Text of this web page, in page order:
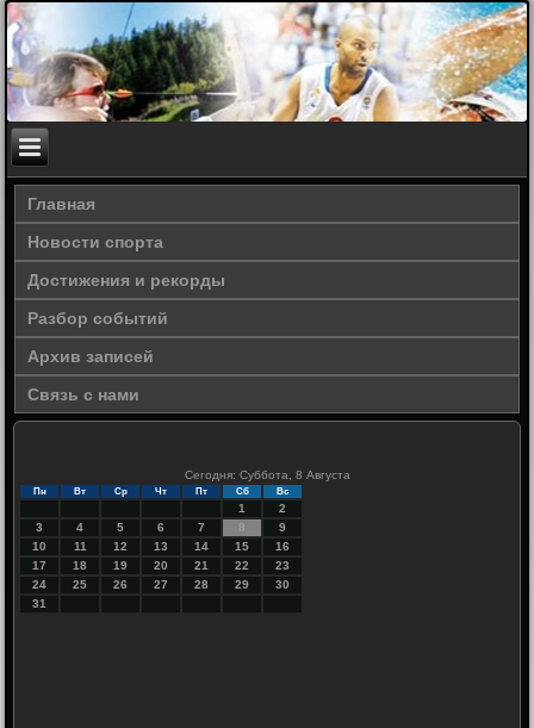
Главная
Новости спорта
Достижения и рекорды
Разбор событий
Архив записей
Связь с нами
Сегодня: Суббота, 8 Августа
Пн Вт Ср Чт Пт Сб Вс
1
2
3
4 5 6 7 8
9
10
11 12 13 14 15
16
17
18 19 20 21 22
23
24
25 26 27 28 29
30
31